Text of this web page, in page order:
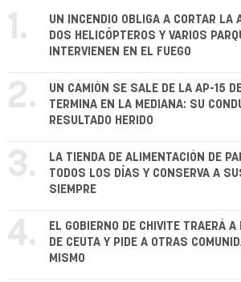
1.
UN INCENDIO OBLIGA A CORTAR LA
DOS HELICÓPTEROS Y VARIOS
INTERVIENEN EN EL FUEGO
2.
UN CAMIÓN SE SALE DE LA AP-15
TERMINA EN LA MEDIANA: SU
RESULTADO HERIDO
3.
LA TIENDA DE ALIMENTACIÓN DE
TODOS LOS DÍAS Y CONSERVA A
SIEMPRE
4.
EL GOBIERNO DE CHIVITE TRAERÁ
DE CEUTA Y PIDE A OTRAS
MISMO